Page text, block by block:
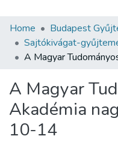
Communities &
All of DSpace
About us
Home Budapest
Sajtókivágat-
A Magyar
Akadémia
10-14